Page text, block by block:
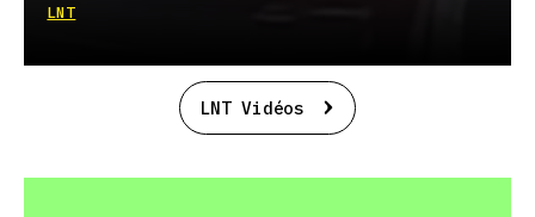
LNT
LNT Vidéos